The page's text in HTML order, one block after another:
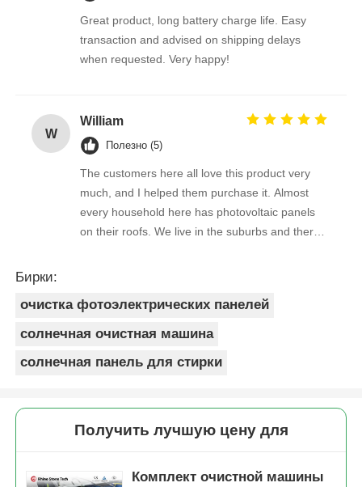
Great product, long battery charge life. Easy
transaction and advised on shipping delays
when requested. Very happy!
W
William
Полезно (5)
The customers here all love this product very
much, and I helped them purchase it. Almost
every household here has photovoltaic panels
on their roofs. We live in the suburbs and there
Бирки:
очистка фотоэлектрических панелей
солнечная очистная машина
солнечная панель для стирки
Получить лучшую цену для
Комплект очистной машины